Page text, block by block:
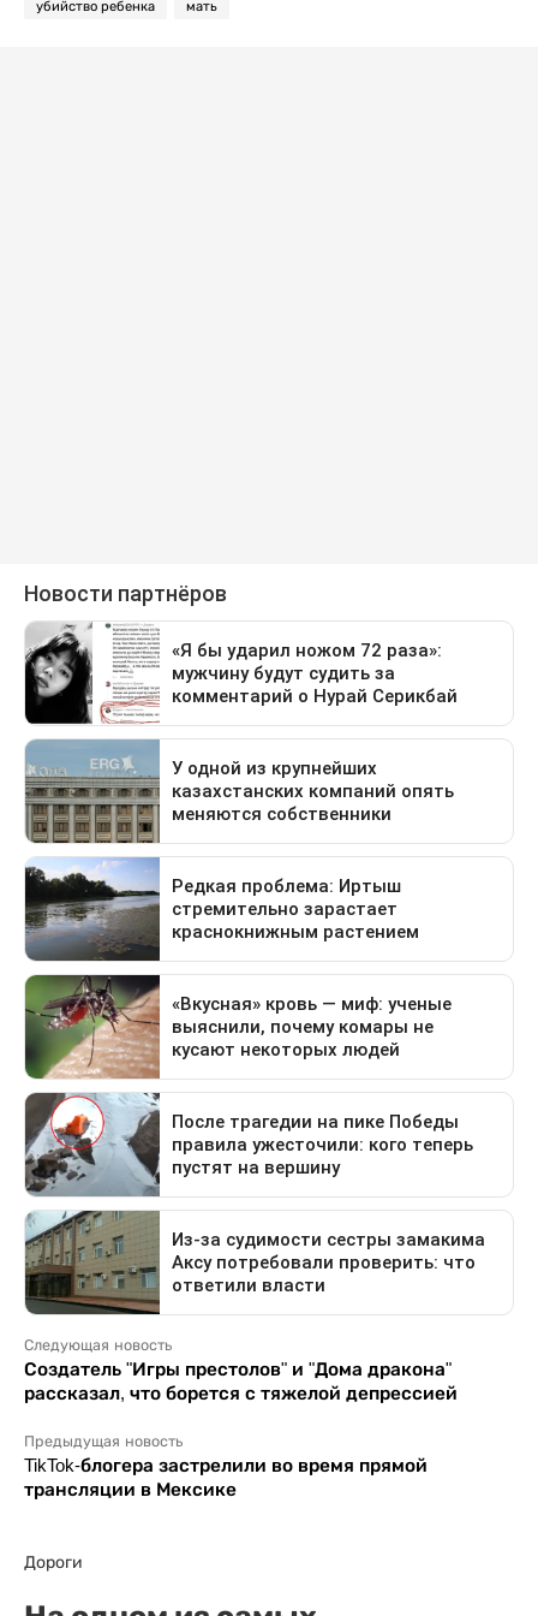
убийство ребенка мать
Следующая новость
Создатель "Игры престолов" и "Дома дракона"
рассказал, что борется с тяжелой депрессией
Предыдущая новость
TikTok-блогера застрелили во время прямой
трансляции в Мексике
Дороги